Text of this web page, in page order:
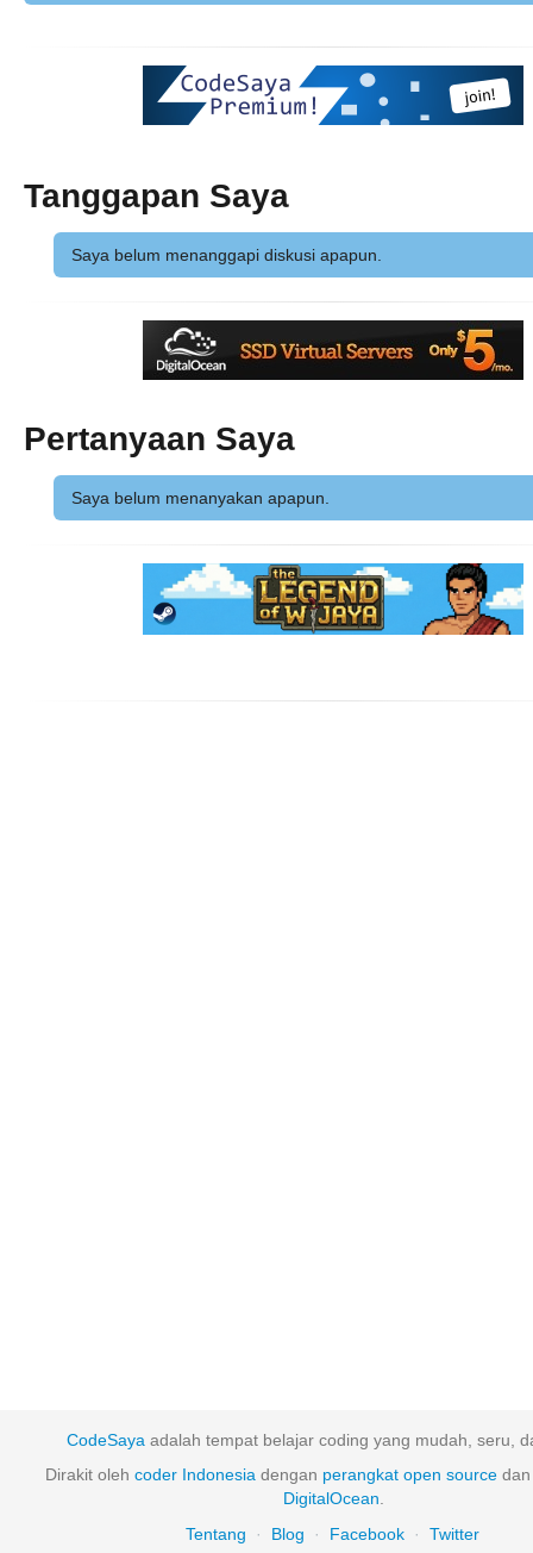
Tanggapan Saya
Saya belum menanggapi diskusi apapun.
Pertanyaan Saya
Saya belum menanyakan apapun.
CodeSaya adalah tempat belajar coding yang mudah, seru,
Dirakit oleh coder Indonesia dengan perangkat open source
DigitalOcean
Tentang
· Blog · Facebook · Twitter